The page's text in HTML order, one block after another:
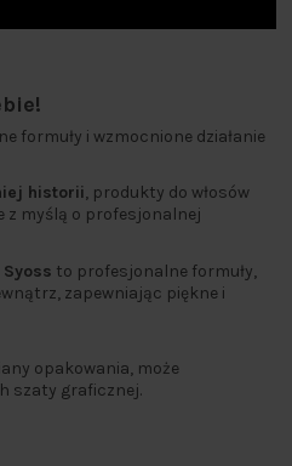
formuły i wzmocnione działanie
historii, produkty do włosów
z myślą o profesjonalnej
to profesjonalne formuły,
zapewniając piękne i
opakowania, może
szaty graficznej.